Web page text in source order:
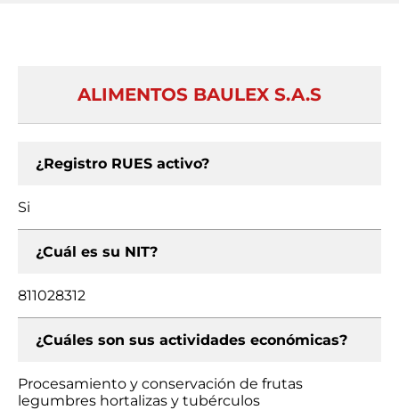
ALIMENTOS BAULEX S.A.S
¿Registro RUES activo?
Si
¿Cuál es su NIT?
811028312
¿Cuáles son sus actividades económicas?
Procesamiento y conservación de frutas
legumbres hortalizas y tubérculos